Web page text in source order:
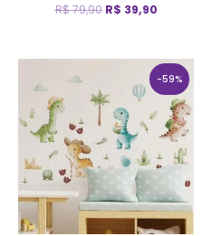
Avaliação
0
R$79,90 R$ 39,90
-59%
original
era:
R$ 49,00.
O
preço
atual
é:
R$ 19,90.